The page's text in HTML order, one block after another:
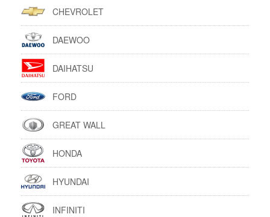
CHEVROLET
DAEWOO
DAIHATSU
FORD
GREAT WALL
HONDA
HYUNDAI
INFINITI